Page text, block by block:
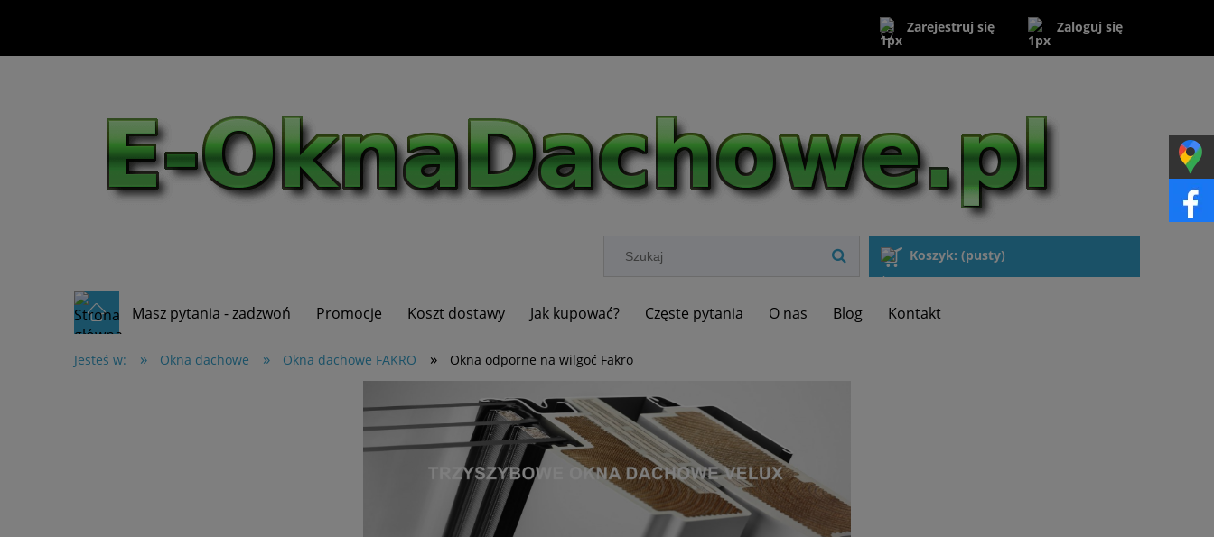
Zarejestruj się Zaloguj się
Koszyk: (pusty)
Masz pytania - zadzwoń Promocje Koszt dostawy Jak kupować? Częste pytania O nas Blog Kontakt
Jesteś w: » Okna dachowe » Okna dachowe FAKRO » Okna odporne na wilgoć Fakro